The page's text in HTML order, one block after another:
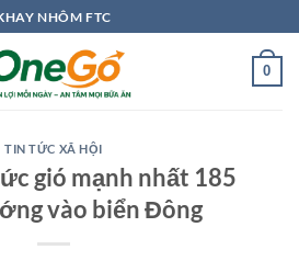
NHÔM FTC
0
TIN TỨC XÃ HỘI
gió mạnh nhất 185
vào biển Đông